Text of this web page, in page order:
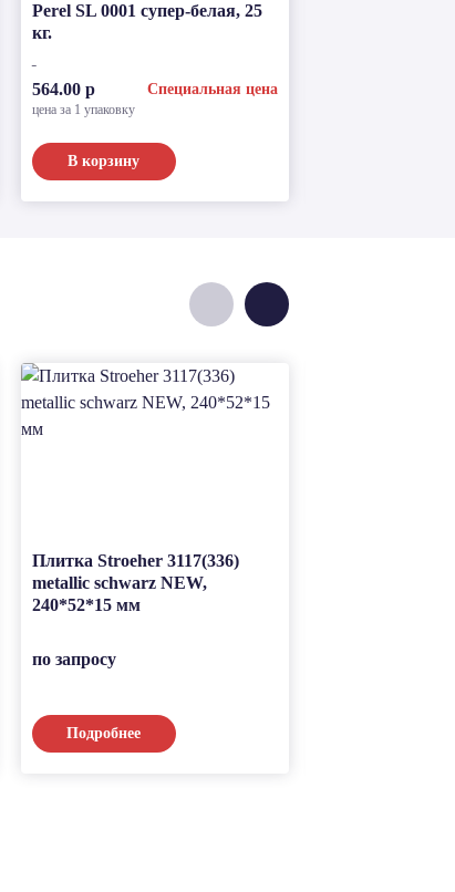
Perel SL 0001 супер-белая, 25
кг.
564.00 р Специальная цена
цена за 1 упаковку
В корзину
Плитка Stroeher 3117(336)
metallic schwarz NEW,
240*52*15 мм
по запросу
Подробнее